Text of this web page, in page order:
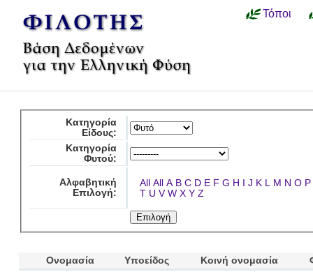
Τόποι
Κατηγορία
Είδους:
Κατηγορία
Φυτού:
Αλφαβητική
Επιλογή:
All All A B C D E F G H I J K L M N O P
T U V W X Y Z
Ονομασία Υποείδος Κοινή ονομασία